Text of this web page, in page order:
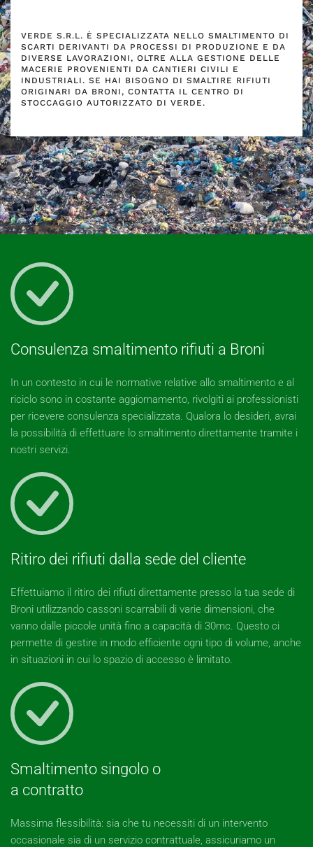
VERDE S.R.L. È SPECIALIZZATA NELLO SMALTIMENTO DI
SCARTI DERIVANTI DA PROCESSI DI PRODUZIONE E DA
DIVERSE LAVORAZIONI, OLTRE ALLA GESTIONE DELLE
MACERIE PROVENIENTI DA CANTIERI CIVILI E
INDUSTRIALI. SE HAI BISOGNO DI SMALTIRE RIFIUTI
ORIGINARI DA BRONI, CONTATTA IL CENTRO DI
STOCCAGGIO AUTORIZZATO DI VERDE.
Consulenza smaltimento rifiuti a Broni
In un contesto in cui le normative relative allo smaltimento e al
riciclo sono in costante aggiornamento, rivolgiti ai professionisti
per ricevere consulenza specializzata. Qualora lo desideri, avrai
la possibilità di effettuare lo smaltimento direttamente tramite i
nostri servizi.
Ritiro dei rifiuti dalla sede del cliente
Effettuiamo il ritiro dei rifiuti direttamente presso la tua sede di
Broni utilizzando cassoni scarrabili di varie dimensioni, che
vanno dalle piccole unità fino a capacità di 30mc. Questo ci
permette di gestire in modo efficiente ogni tipo di volume, anche
in situazioni in cui lo spazio di accesso è limitato.
Smaltimento singolo o
a contratto
Massima flessibilità: sia che tu necessiti di un intervento
occasionale sia di un servizio contrattuale, assicuriamo un